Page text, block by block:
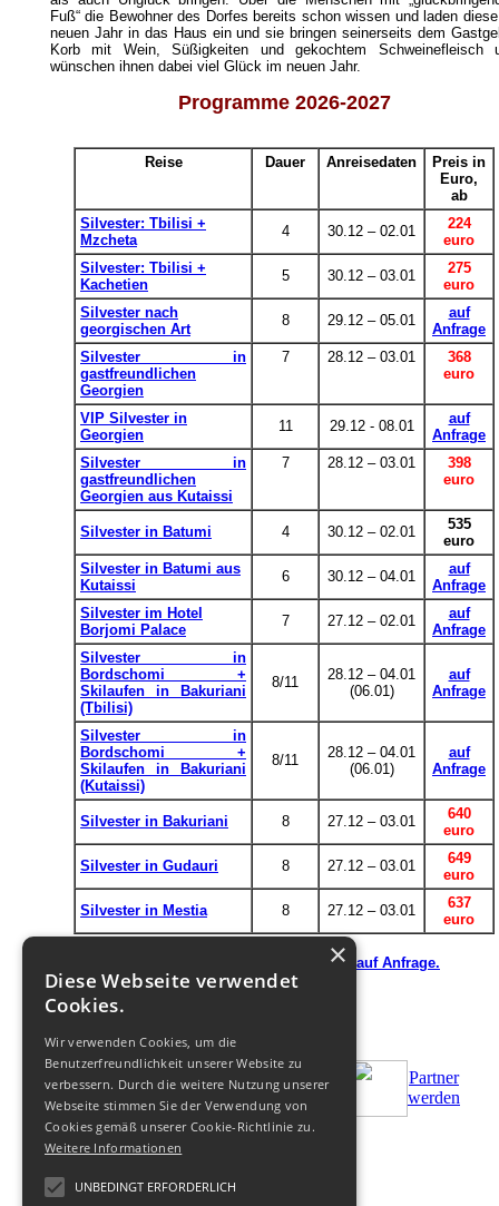
Fuß“ die Bewohner des Dorfes bereits schon wissen und laden
neuen Jahr in das Haus ein und sie bringen seinerseits dem
Korb mit Wein, Süßigkeiten und gekochtem Schweinefleisch
wünschen ihnen dabei viel Glück im neuen Jahr.
Programme 2026-2027
Reise Dauer Anreisedaten
Preis in
Euro,
ab
Silvester: Tbilisi +
Mzcheta
4 30.12 –02.01
224
euro
Silvester: Tbilisi +
Kachetien
5 30.12 –03.01
275
euro
Silvester nach
georgischen Art
8 29.12 –05.01
auf
Anfrage
Silvester in
gastfreundlichen
Georgien
7 28.12 – 03.01
368
euro
VIP Silvester in
Georgien
11 29.12 - 08.01
auf
Anfrage
Silvester in
gastfreundlichen
Georgien aus Kutaissi
7 28.12 – 03.01
398
euro
Silvester in Batumi 4 30.12 –02.01
535
euro
Silvester in Batumi aus
Kutaissi
6 30.12 –04.01
auf
Anfrage
Silvester im Hotel
Borjomi Palace
7 27.12 –02.01
auf
Anfrage
Silvester in
Bordschomi +
Skilaufen in Bakuriani
(Tbilisi)
8/11
28.12 – 04.01
(06.01)
auf
Anfrage
Silvester in
Bordschomi +
Skilaufen in Bakuriani
(Kutaissi)
8/11
28.12 – 04.01
(06.01)
auf
Anfrage
Silvester in Bakuriani 8 27.12 – 03.01
640
euro
Silvester in Gudauri 8 27.12 – 03.01
649
euro
Silvester in Mestia 8 27.12 – 03.01
637
euro
Reisedauer von 10 und 14 Tagen auf Anfrage.
Bestellen Zus.Bedingungen
Partner
werden
×
Diese Webseite verwendet
Cookies.
Wir verwenden Cookies, um die
Benutzerfreundlichkeit unserer Website zu
verbessern. Durch die weitere Nutzung unserer
Webseite stimmen Sie der Verwendung von
Cookies gemäß unserer Cookie-Richtlinie zu.
Weitere Informationen
UNBEDINGT ERFORDERLICH